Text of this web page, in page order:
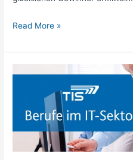
Read More »
Ausbildung
Karriere